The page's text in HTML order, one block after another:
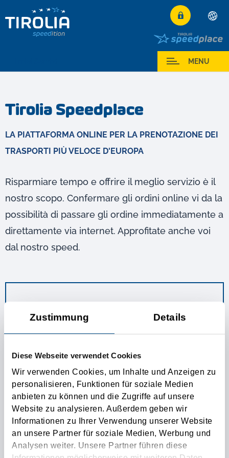
Zustimmung Details
Diese Webseite verwendet Cookies
Wir verwenden Cookies, um Inhalte und Anzeigen zu
personalisieren, Funktionen für soziale Medien
anbieten zu können und die Zugriffe auf unsere
Website zu analysieren. Außerdem geben wir
Informationen zu Ihrer Verwendung unserer Website
an unsere Partner für soziale Medien, Werbung und
Analysen weiter. Unsere Partner führen diese
Deutsch
English
Français
Česky
Română
MENU
Tirolia Speedplace
LA PIATTAFORMA ONLINE PER LA PRENOTAZIONE DEI
TRASPORTI PIÙ VELOCE D'EUROPA
Risparmiare tempo e offrire il meglio servizio è il
nostro scopo. Confermare gli ordini online vi da la
possibilità di passare gli ordine immediatamente a
direttamente via internet. Approfitate anche voi
dal nostro speed.
Password:
TEST LOGIN